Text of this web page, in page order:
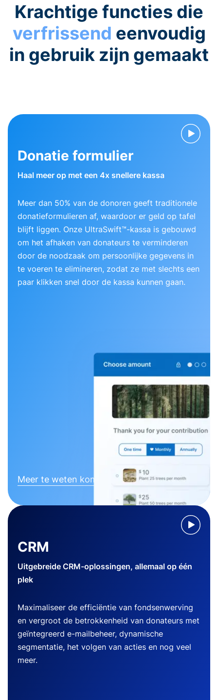
Krachtige functies die
verfrissend eenvoudig
in gebruik zijn gemaakt
Donatie formulier
Haal meer op met een 4x snellere kassa
Meer dan 50% van de donoren geeft traditionele
donatieformulieren af, waardoor er geld op tafel
blijft liggen. Onze UltraSwift™-kassa is gebouwd
om het afhaken van donateurs te verminderen
door de noodzaak om persoonlijke gegevens in
te voeren te elimineren, zodat ze met slechts een
paar klikken snel door de kassa kunnen gaan.
Meer te weten komen
CRM
Uitgebreide CRM-oplossingen, allemaal op één
plek
Maximaliseer de efficiëntie van fondsenwerving
en vergroot de betrokkenheid van donateurs met
geïntegreerd e-mailbeheer, dynamische
segmentatie, het volgen van acties en nog veel
meer.